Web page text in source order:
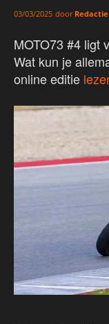
03/03/2025 door Redactie
MOTO73 #4 ligt
Wat kun je
online editie